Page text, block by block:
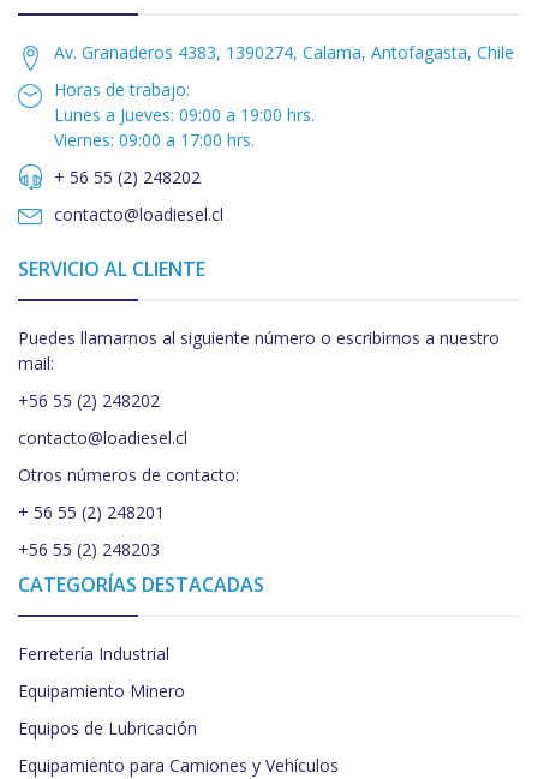
Av. Granaderos 4383, 1390274, Calama, Antofagasta, Chile
Horas de trabajo:
Lunes a Jueves: 09:00 a 19:00 hrs.
Viernes: 09:00 a 17:00 hrs.
+ 56 55 (2) 248202
contacto@loadiesel.cl
SERVICIO AL CLIENTE
Puedes llamarnos al siguiente número o escribirnos a nuestro
mail:
+56 55 (2) 248202
contacto@loadiesel.cl
Otros números de contacto:
+ 56 55 (2) 248201
+56 55 (2) 248203
CATEGORÍAS DESTACADAS
Ferretería Industrial
Equipamiento Minero
Equipos de Lubricación
Equipamiento para Camiones y Vehículos